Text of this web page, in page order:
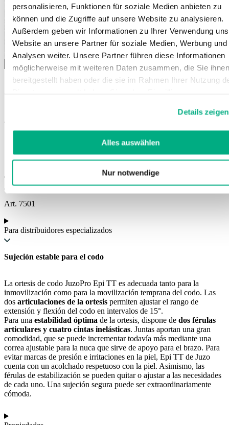
personalisieren, Funktionen für soziale Medien anbieten zu
können und die Zugriffe auf unsere Website zu analysieren.
Außerdem geben wir Informationen zu Ihrer Verwendung
Website an unsere Partner für soziale Medien, Werbung und
Analysen weiter. Unsere Partner führen diese Informationen
möglicherweise mit weiteren Daten zusammen, die Sie ihnen
bereitgestellt haben oder die sie im Rahmen Ihrer Nutzung
unsererDatenschutzerklärungundImpressum.
Details zeigen
Alles auswählen
Nur notwendige
Ortesis de codo para la movilización
Ajustable en pasos de 15
Acolchado agradable para la piel
Colores:
Art. 7501
Para distribuidores especializados
Sujeción estable para el codo
La ortesis de codo JuzoPro Epi TT es adecuada tanto para la
inmovilización como para la movilización temprana del codo. Las
dos articulaciones de la ortesis permiten ajustar el rango de
extensión y flexión del codo en intervalos de 15°.
Para una estabilidad óptima de la ortesis, dispone de dos férulas
articulares y cuatro cintas inelásticas. Juntas aportan una gran
comodidad, que se puede incrementar todavía más mediante una
correa ajustable para la nuca que sirve de apoyo para el brazo. Para
evitar marcas de presión e irritaciones en la piel, Epi TT de Juzo
cuenta con un acolchado respetuoso con la piel. Asimismo, las
férulas de estabilización se pueden quitar o ajustar a las necesidades
de cada uno. Una sujeción segura puede ser extraordinariamente
cómoda.